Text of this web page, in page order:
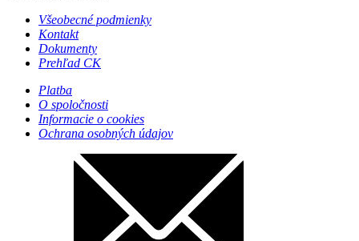
Všeobecné podmienky
Kontakt
Dokumenty
Prehľad CK
Platba
O spoločnosti
Informacie o cookies
Ochrana osobných údajov